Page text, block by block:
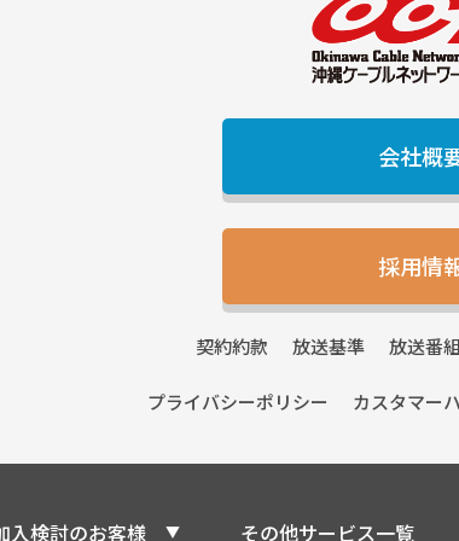
会社概
採用情
契約約款 放送基準 放送番組
プライバシーポリシー カスタマー
入検討のお客様 その他サービス一覧